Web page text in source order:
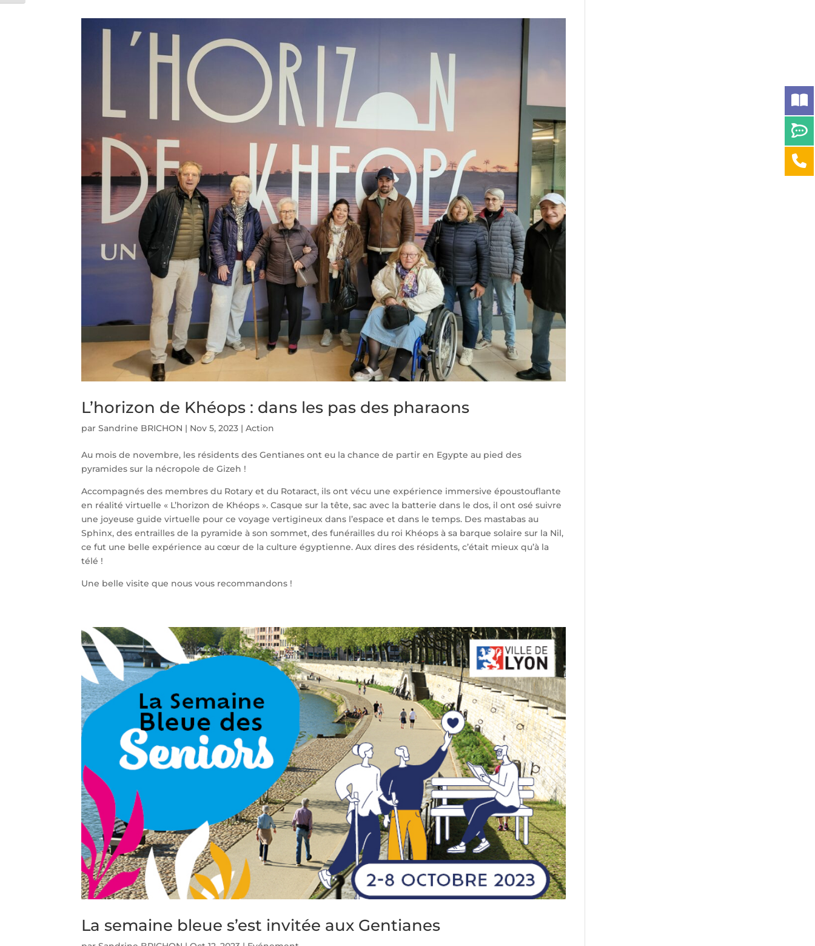
L’horizon de Khéops : dans les pas des pharaons
parSandrine BRICHON | Nov 5, 2023 |Action
Au mois de novembre, les résidents des Gentianes ont eu la chance de partir en Egypte au pied des
pyramides sur la nécropole de Gizeh !
Accompagnés des membres du Rotary et du Rotaract, ils ont vécu une expérience immersive époustouflante
en réalité virtuelle « L’horizon de Khéops ». Casque sur la tête, sac avec la batterie dans le dos, il ont osé suivre
une joyeuse guide virtuelle pour ce voyage vertigineux dans l’espace et dans le temps. Des mastabas au
Sphinx, des entrailles de la pyramide à son sommet, des funérailles du roi Khéops à sa barque solaire sur la Nil,
ce fut une belle expérience au cœur de la culture égyptienne. Aux dires des résidents, c’était mieux qu’à la
télé !
Une belle visite que nous vous recommandons !
La semaine bleue s’est invitée aux Gentianes